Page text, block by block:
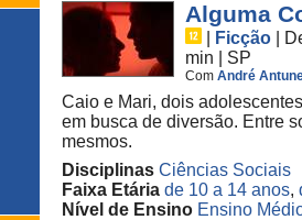
Alguma
Ficção
min
SP
Com André
Caio e Mari, dois
em busca de diversão. Entre
mesmos.
Disciplinas Ciências Sociais
Faixa Etária de 10 a 14 anos,
Nível de Ensino Ensino